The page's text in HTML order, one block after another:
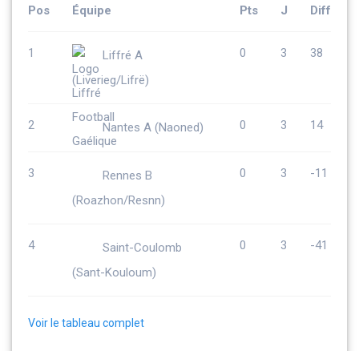
Pos Équipe Pts J Diff
1
Liffré A
(Liverieg/Lifrë)
0 3 38
2 Nantes A (Naoned) 0 3 14
3
Rennes B
(Roazhon/Resnn)
0 3 -11
4
Saint-Coulomb
(Sant-Kouloum)
0 3 -41
Voir le tableau complet